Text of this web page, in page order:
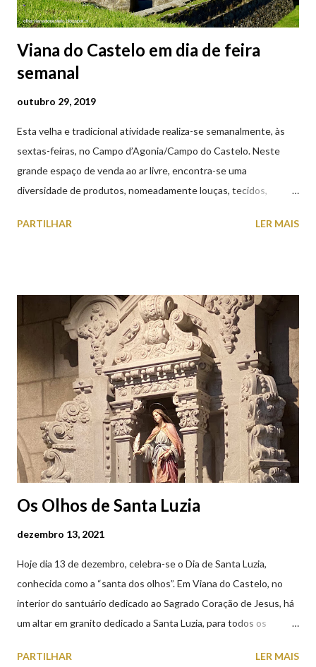
Viana do Castelo em dia de feira
semanal
outubro 29, 2019
Esta velha e tradicional atividade realiza-se semanalmente, às
sextas-feiras, no Campo d’Agonia/Campo do Castelo. Neste
grande espaço de venda ao ar livre, encontra-se uma
diversidade de produtos, nomeadamente louças, tecidos,
cobres entre muitos outros. Horário de funcionamento | Verão
(2019.10.25) Feira Semanal em Viana do Castelo (2019.10.25)
Feira Semanal em Viana do Castelo (2019.10.25) Feira Semanal
em Viana do Castelo (2019.10.25) Feira Semanal em Viana do
Castelo (2019.10.25) Feira Semanal em Viana do Castelo
(2019.10.25)
PARTILHAR LER MAIS
Os Olhos de Santa Luzia
dezembro 13, 2021
Hoje dia 13 de dezembro, celebra-se o Dia de Santa Luzia,
conhecida como a “santa dos olhos”. Em Viana do Castelo, no
interior do santuário dedicado ao Sagrado Coração de Jesus, há
um altar em granito dedicado a Santa Luzia, para todos os
uma capela dedicada a Santa Luzia construída no cimo do monte
PARTILHAR LER MAIS